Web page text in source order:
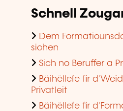
Schnell
Dem
sichen
Sich no Beruffer a
Bäihëllefe fir
Privatleit
Bäihëllefe fir